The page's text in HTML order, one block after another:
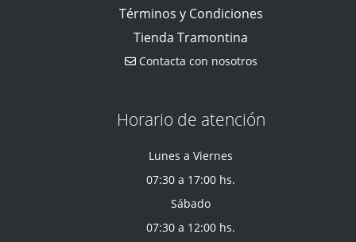
Términos y Condiciones
Tienda Tramontina
Contacta con nosotros
Horario de atención
Lunes a Viernes
07:30 a 17:00 hs.
Sábado
07:30 a 12:00 hs.